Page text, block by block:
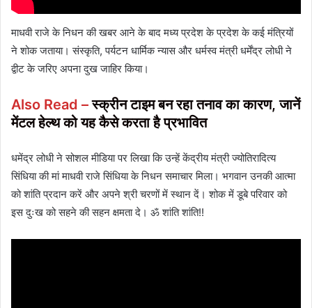
माधवी राजे के निधन की खबर आने के बाद मध्य प्रदेश के प्रदेश के कई मंत्रियों
ने शोक जताया। संस्कृति, पर्यटन धार्मिक न्यास और धर्मस्व मंत्री धर्मेंद्र लोधी ने
द्वीट के जरिए अपना दुख जाहिर किया।
Also Read –स्क्रीन टाइम बन रहा तनाव का कारण, जानें
मेंटल हेल्थ को यह कैसे करता है प्रभावित
धमेंद्र लोधी ने सोशल मीडिया पर लिखा कि उन्हें केंद्रीय मंत्री ज्योतिरादित्य
सिंधिया की मां माधवी राजे सिंधिया के निधन समाचार मिला। भगवान उनकी आत्मा
को शांति प्रदान करें और अपने श्री चरणों में स्थान दें। शोक में डूबे परिवार को
इस दुःख को सहने की सहन क्षमता दे। ॐ शांति शांति!!